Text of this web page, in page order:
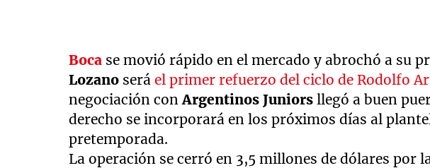
Boca se movió rápido en el mercado y abrochó a su
Lozano seráel primer refuerzo del ciclo de Rodolfo
negociación conArgentinos Juniors llegó a buen
derecho se incorporará en los próximos días al
pretemporada.
La operación se cerró en 3,5 millones de dólares por